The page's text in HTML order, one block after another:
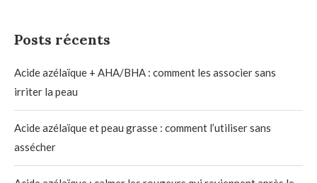
Posts récents
Acide azélaïque + AHA/BHA : comment les associer sans
irriter la peau
Acide azélaïque et peau grasse : comment l’utiliser sans
assécher